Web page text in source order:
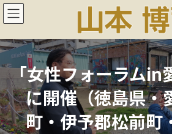
コ
ン
ン
ツ
へ
ス
キ
ッ
プ
ナ
ビ
ー
シ
ョ
ン
に
移
動
「女性フォーラムin
に開催（徳島県・
町・伊予郡松前町